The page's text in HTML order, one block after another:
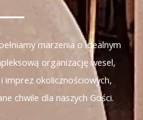
marzenia o idealnym
organizację wesel,
imprez okolicznościowych,
chwile dla naszych Gości.